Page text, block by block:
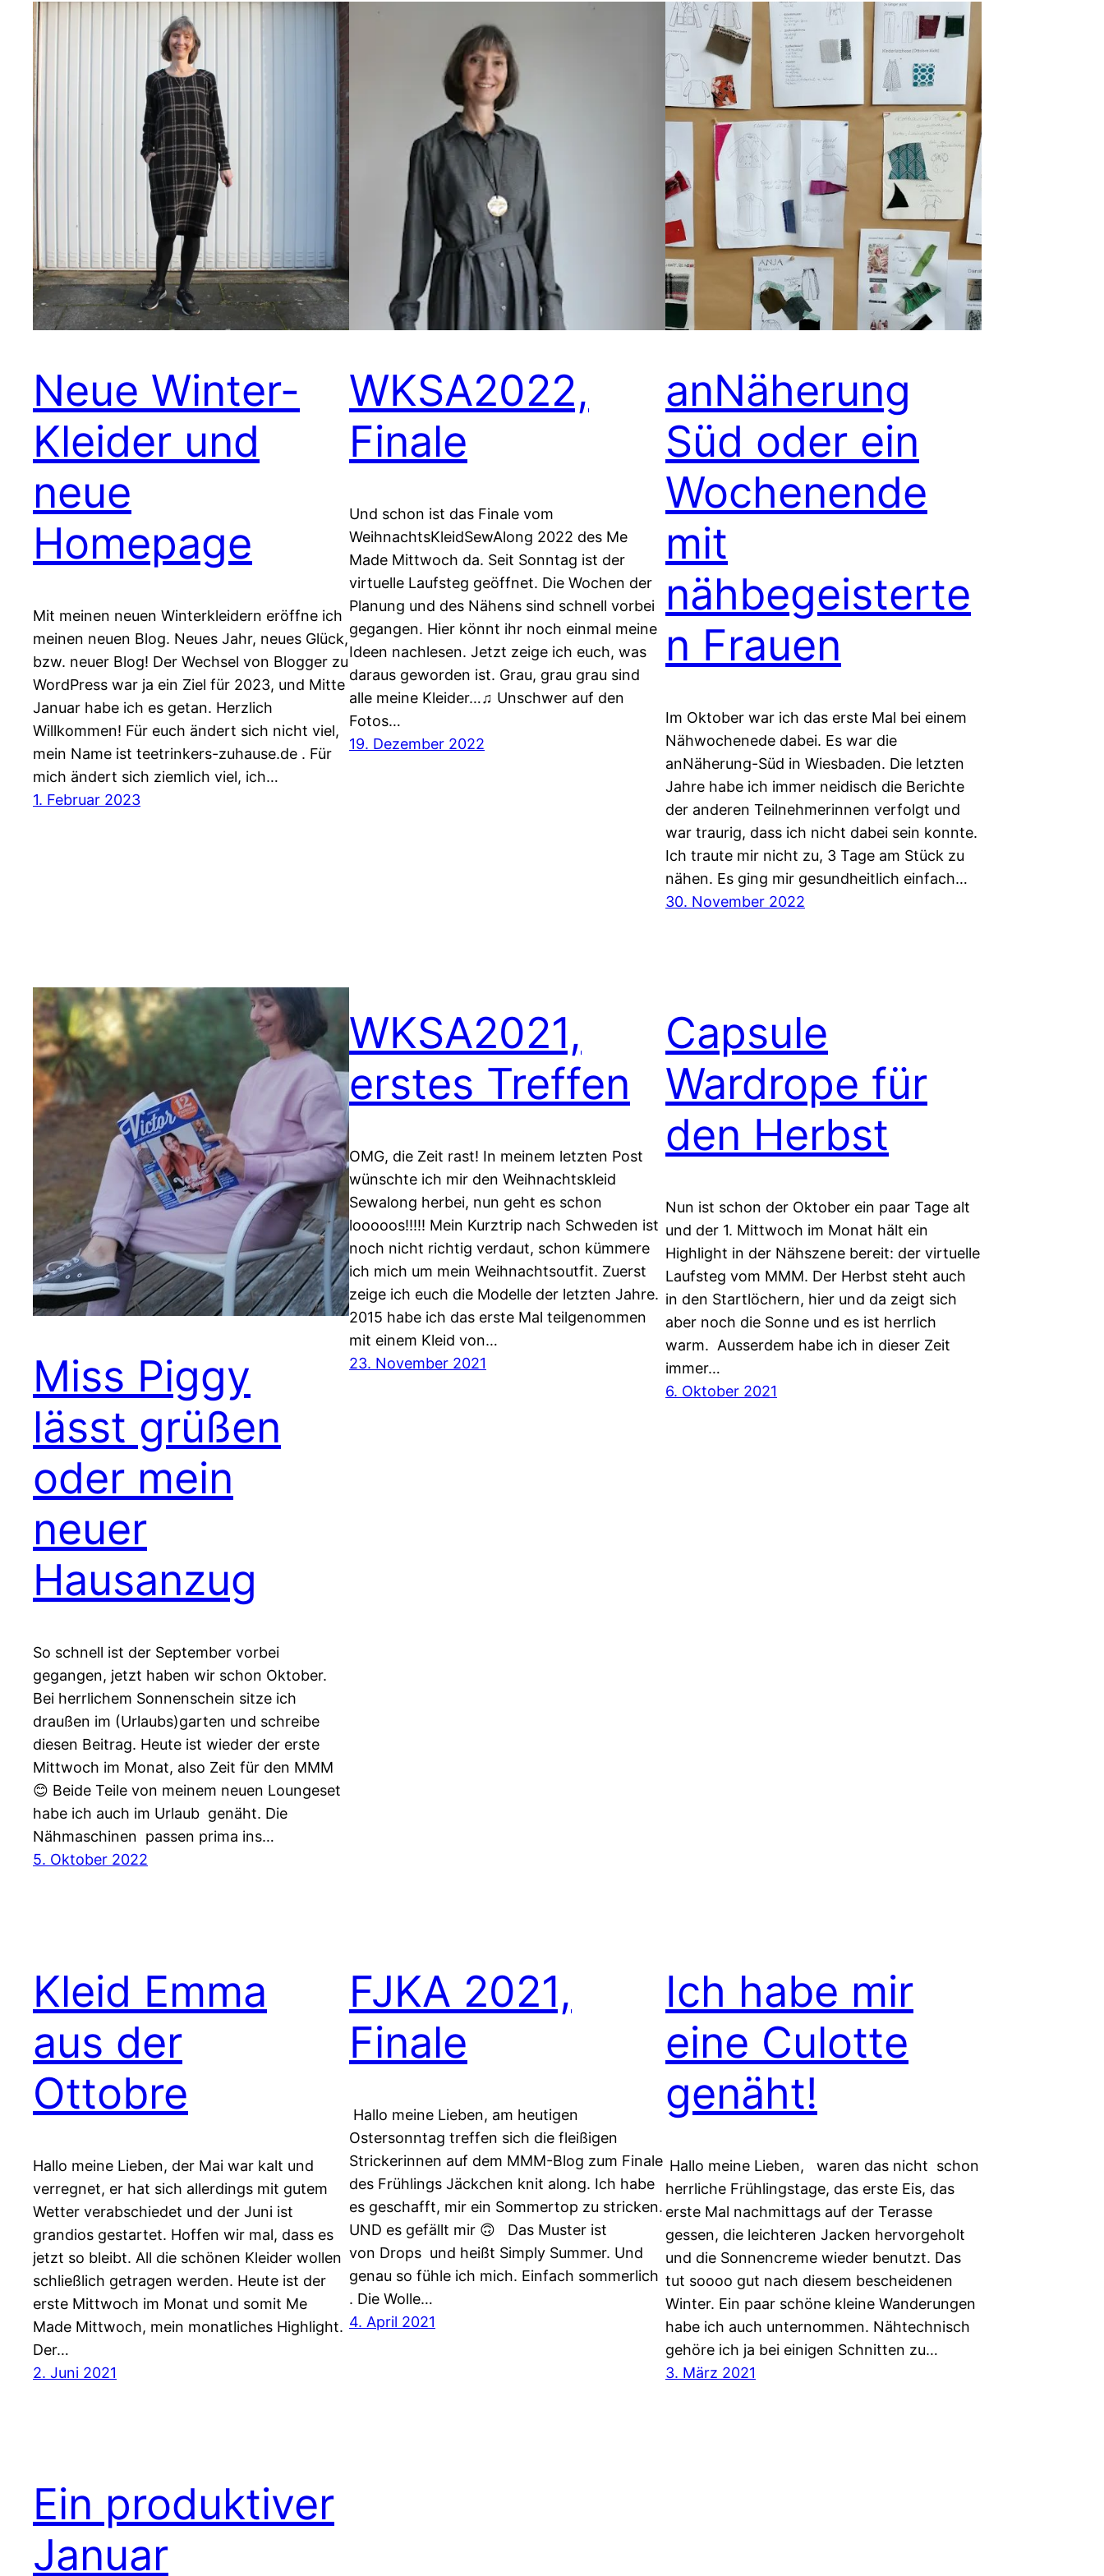
Neue Winter-
Kleider und
neue
Homepage
Mit meinen neuen Winterkleidern eröffne ich
meinen neuen Blog. Neues Jahr, neues Glück,
bzw. neuer Blog! Der Wechsel von Blogger zu
WordPress war ja ein Ziel für 2023, und Mitte
Januar habe ich es getan. Herzlich
Willkommen! Für euch ändert sich nicht viel,
mein Name ist teetrinkers-zuhause.de . Für
mich ändert sich ziemlich viel, ich…
1. Februar 2023
WKSA2022,
Finale
Und schon ist das Finale vom
WeihnachtsKleidSewAlong 2022 des Me
Made Mittwoch da. Seit Sonntag ist der
virtuelle Laufsteg geöffnet. Die Wochen der
Planung und des Nähens sind schnell vorbei
gegangen. Hier könnt ihr noch einmal meine
Ideen nachlesen. Jetzt zeige ich euch, was
daraus geworden ist. Grau, grau grau sind
alle meine Kleider…♫ Unschwer auf den
Fotos…
19. Dezember 2022
anNäherung
Süd oder ein
Wochenende
mit
nähbegeisterte
n Frauen
Im Oktober war ich das erste Mal bei einem
Nähwochenede dabei. Es war die
anNäherung-Süd in Wiesbaden. Die letzten
Jahre habe ich immer neidisch die Berichte
der anderen Teilnehmerinnen verfolgt und
war traurig, dass ich nicht dabei sein konnte.
Ich traute mir nicht zu, 3 Tage am Stück zu
nähen. Es ging mir gesundheitlich einfach…
30. November 2022
Miss Piggy
lässt grüßen
oder mein
neuer
Hausanzug
So schnell ist der September vorbei
gegangen, jetzt haben wir schon Oktober.
Bei herrlichem Sonnenschein sitze ich
draußen im (Urlaubs)garten und schreibe
diesen Beitrag. Heute ist wieder der erste
Mittwoch im Monat, also Zeit für den MMM
😊 Beide Teile von meinem neuen Loungeset
habe ich auch im Urlaub genäht. Die
Nähmaschinen passen prima ins…
5. Oktober 2022
WKSA2021,
erstes Treffen
OMG, die Zeit rast! In meinem letzten Post
wünschte ich mir den Weihnachtskleid
Sewalong herbei, nun geht es schon
looooos!!!!! Mein Kurztrip nach Schweden ist
noch nicht richtig verdaut, schon kümmere
ich mich um mein Weihnachtsoutfit. Zuerst
zeige ich euch die Modelle der letzten Jahre.
2015 habe ich das erste Mal teilgenommen
mit einem Kleid von…
23. November 2021
Capsule
Wardrope für
den Herbst
Nun ist schon der Oktober ein paar Tage alt
und der 1. Mittwoch im Monat hält ein
Highlight in der Nähszene bereit: der virtuelle
Laufsteg vom MMM. Der Herbst steht auch
in den Startlöchern, hier und da zeigt sich
aber noch die Sonne und es ist herrlich
warm. Ausserdem habe ich in dieser Zeit
immer…
6. Oktober 2021
Kleid Emma
aus der
Ottobre
Hallo meine Lieben, der Mai war kalt und
verregnet, er hat sich allerdings mit gutem
Wetter verabschiedet und der Juni ist
grandios gestartet. Hoffen wir mal, dass es
jetzt so bleibt. All die schönen Kleider wollen
schließlich getragen werden. Heute ist der
erste Mittwoch im Monat und somit Me
Made Mittwoch, mein monatliches Highlight.
Der…
2. Juni 2021
FJKA 2021,
Finale
Hallo meine Lieben, am heutigen
Ostersonntag treffen sich die fleißigen
Strickerinnen auf dem MMM-Blog zum Finale
des Frühlings Jäckchen knit along. Ich habe
es geschafft, mir ein Sommertop zu stricken.
UND es gefällt mir 🙃 Das Muster ist
von Drops und heißt Simply Summer. Und
genau so fühle ich mich. Einfach sommerlich
. Die Wolle…
4. April 2021
Ich habe mir
eine Culotte
genäht!
Hallo meine Lieben, waren das nicht schon
herrliche Frühlingstage, das erste Eis, das
erste Mal nachmittags auf der Terasse
gessen, die leichteren Jacken hervorgeholt
und die Sonnencreme wieder benutzt. Das
tut soooo gut nach diesem bescheidenen
Winter. Ein paar schöne kleine Wanderungen
habe ich auch unternommen. Nähtechnisch
gehöre ich ja bei einigen Schnitten zu…
3. März 2021
Ein produktiver
Januar